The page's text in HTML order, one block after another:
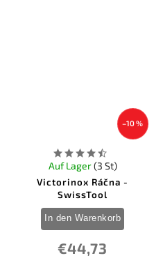
–10 %
Victorinox Ráčna -
SwissTool
Auf Lager(3 St)
€44,73
In den Warenkorb